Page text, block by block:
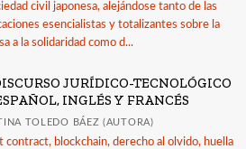
civil japonesa, alejándose tanto de las
esencialistas y totalizantes sobre la
a la solidaridad como d...
JURÍDICO-TECNOLÓGICO
INGLÉS Y FRANCÉS
TOLEDO BÁEZ (AUTORA)
contract, blockchain, derecho al olvido, huella